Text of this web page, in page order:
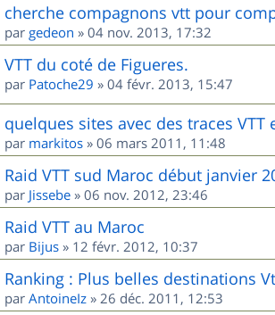
cherche compagnons vtt pour
par gedeon » 04 nov. 2013, 17:32
VTT du coté de Figueres.
par Patoche29 » 04 févr. 2013, 15:47
quelques sites avec des traces VTT
par markitos » 06 mars 2011, 11:48
Raid VTT sud Maroc début janvier
par Jissebe » 06 nov. 2012, 23:46
Raid VTT au Maroc
par Bijus » 12 févr. 2012, 10:37
Ranking : Plus belles destinations
par AntoineIz » 26 déc. 2011, 12:53